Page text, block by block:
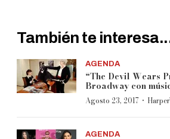
También te
AGENDA
“The Devil Wears
Broadway con
Agosto 23, 2017 ·
AGENDA